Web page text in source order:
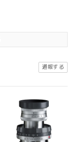
通報する